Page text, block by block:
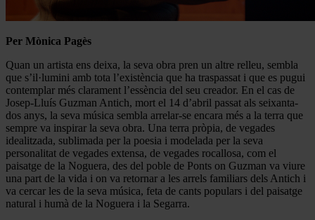
Per Mònica Pagès
Quan un artista ens deixa, la seva obra pren un altre relleu, sembla
que s’il·lumini amb tota l’existència que ha traspassat i que es pugui
contemplar més clarament l’essència del seu creador. En el cas de
Josep-Lluís Guzman Antich, mort el 14 d’abril passat als seixanta-
dos anys, la seva música sembla arrelar-se encara més a la terra que
sempre va inspirar la seva obra. Una terra pròpia, de vegades
idealitzada, sublimada per la poesia i modelada per la seva
personalitat de vegades extensa, de vegades rocallosa, com el
paisatge de la Noguera, des del poble de Ponts on Guzman va viure
una part de la vida i on va retornar a les arrels familiars dels Antich i
va cercar les de la seva música, feta de cants populars i del paisatge
natural i humà de la Noguera i la Segarra.